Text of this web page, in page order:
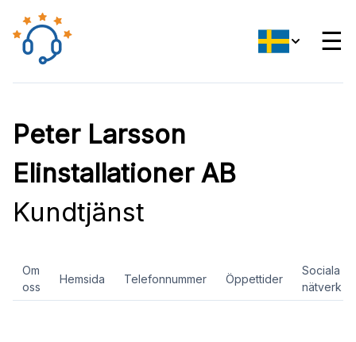
☰
Peter Larsson
Elinstallationer AB
Kundtjänst
Om
oss
Hemsida Telefonnummer Öppettider
Sociala
nätverk